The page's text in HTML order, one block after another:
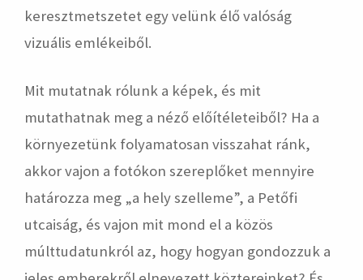
keresztmetszetet egy velünk élő valóság
vizuális emlékeiből.
Mit mutatnak rólunk a képek, és mit
mutathatnak meg a néző előítéleteiből? Ha a
környezetünk folyamatosan visszahat ránk,
akkor vajon a fotókon szereplőket mennyire
határozza meg „a hely szelleme”, a Petőfi
utcaiság, és vajon mit mond el a közös
múlttudatunkról az, hogy hogyan gondozzuk a